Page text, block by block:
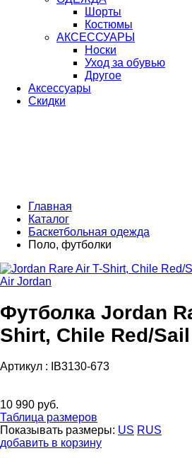
Шорты
Костюмы
АКСЕССУАРЫ
Носки
Уход за обувью
Другое
Аксессуары
Скидки
Главная
Каталог
Баскетбольная одежда
Поло, футболки
Air Jordan
Футболка Jordan
Shirt, Chile Red/Sail
Артикул : IB3130-673
10 990 руб.
Таблица размеров
Показывать размеры: US RUS
добавить в корзину